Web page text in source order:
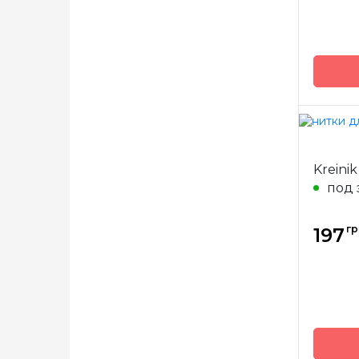
Бренд
Страна-
Состав
под
197